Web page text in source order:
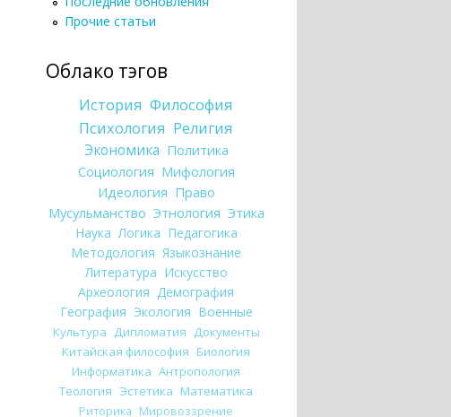
Прочие статьи
Облако тэгов
История Философия
Психология Религия
Экономика Политика
Социология Мифология
Идеология Право
Мусульманство Этнология Этика
Наука Логика Педагогика
Методология Языкознание
Литература Искусство
Археология Демография
География Экология Военные
Культура Дипломатия Документы
Китайская философия Биология
Информатика Антропология
Теология Эстетика Математика
Риторика Мировоззрение